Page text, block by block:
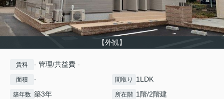
【外観】
賃料 - 管理/共益費 -
面積 - 間取り 1LDK
築年数 築3年 所在階 1階/2階建